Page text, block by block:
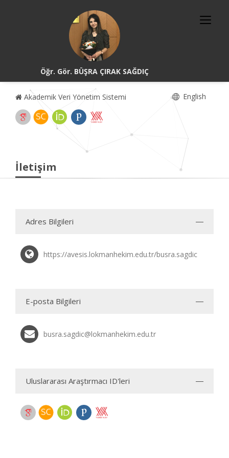
Öğr. Gör. BÜŞRA ÇIRAK SAĞDIÇ
Akademik Veri Yönetim Sistemi English
İletişim
Adres Bilgileri
https://avesis.lokmanhekim.edu.tr/busra.sagdic
E-posta Bilgileri
busra.sagdic@lokmanhekim.edu.tr
Uluslararası Araştırmacı ID'leri